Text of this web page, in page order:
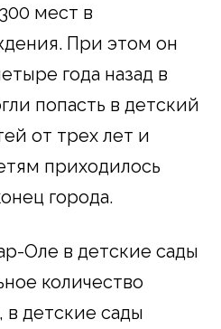
мест в
При этом он
года назад в
попасть в детский
от трех лет и
приходилось
города.
Оле в детские сады
количество
в детские сады